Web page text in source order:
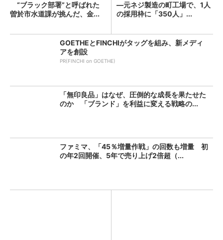
“ブラック部署”と呼ばれた
曽於市水道課が挑んだ、金...
―元ネジ製造の町工場で、1人
の採用枠に「350人」...
GOETHEとFINCHIがタッグを組み、新メディ
アを創設
PR(FINCHI on GOETHE)
「無印良品」はなぜ、圧倒的な成長を果たせた
のか 「ブランド」を利益に変える戦略の...
ファミマ、「45％増量作戦」の回数も増量 初
の年2回開催、5年で売り上げ2倍超（...